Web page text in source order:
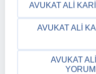
AVUKAT ALI
AVUKAT ALI
AVUKAT